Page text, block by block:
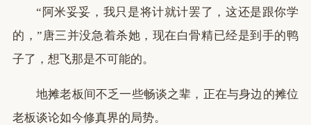
“阿米妥妥，我只是将计就计罢了，这还是跟你学
的，”唐三并没急着杀她，现在白骨精已经是到手的鸭
子了，想飞那是不可能的。
地摊老板间不乏一些畅谈之辈，正在与身边的摊位
老板谈论如今修真界的局势。